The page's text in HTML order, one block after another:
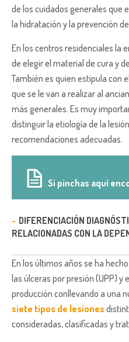
de los cuidados generales que
la hidratación y la prevención
En los centros residenciales la
de elegir el material de cura y
También es quien estipula con
que se le van a realizar al
más generales. Es muy
distinguir la etiología de la
recomendaciones adecuadas.
Si pinchas aquí
DIFERENCIACIÓN
RELACIONADAS CON LA
En los últimos años se ha
las úlceras por presión (UPP) y
producción conllevando a una
siete tipos de lesiones
consideradas, clasificadas y